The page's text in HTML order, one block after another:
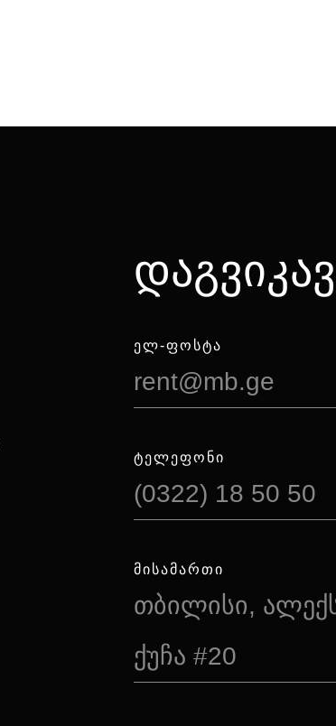
ᲔᲚ-ᲤᲝᲡᲢᲐ
rent@mb.ge
ᲢᲔᲚᲔᲤᲝᲜᲘ
(0322) 18 50 50
ᲛᲘᲡᲐᲛᲐᲠᲗᲘ
თბილისი,
ქუჩა #20